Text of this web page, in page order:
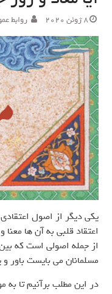
8 ژوئن 2020 روابط
یکی دیگر از اصول اعتقادی
اعتقاد قلبی به آن ها
از جمله اصولی است که
مسلمانان می بایست باور
در این مطلب برآنیم تا